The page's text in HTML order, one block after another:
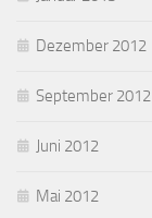
Dezember 2012
September 2012
Juni 2012
Mai 2012